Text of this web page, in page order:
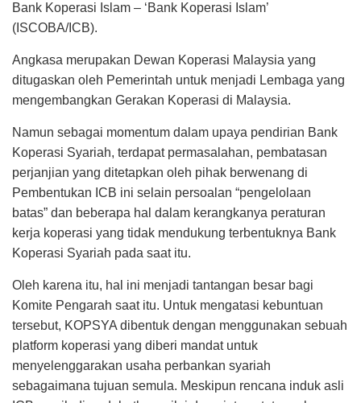
Bank Koperasi Islam – ‘Bank Koperasi Islam’
(ISCOBA/ICB).
Angkasa merupakan Dewan Koperasi Malaysia yang
ditugaskan oleh Pemerintah untuk menjadi Lembaga yang
mengembangkan Gerakan Koperasi di Malaysia.
Namun sebagai momentum dalam upaya pendirian Bank
Koperasi Syariah, terdapat permasalahan, pembatasan
perjanjian yang ditetapkan oleh pihak berwenang di
Pembentukan ICB ini selain persoalan “pengelolaan
batas” dan beberapa hal dalam kerangkanya peraturan
kerja koperasi yang tidak mendukung terbentuknya Bank
Koperasi Syariah pada saat itu.
Oleh karena itu, hal ini menjadi tantangan besar bagi
Komite Pengarah saat itu. Untuk mengatasi kebuntuan
tersebut, KOPSYA dibentuk dengan menggunakan sebuah
platform koperasi yang diberi mandat untuk
menyelenggarakan usaha perbankan syariah
sebagaimana tujuan semula. Meskipun rencana induk asli